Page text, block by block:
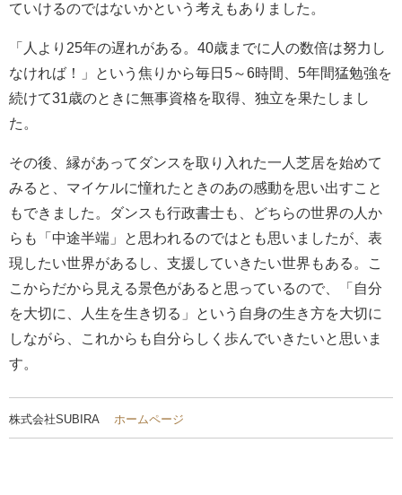
ていけるのではないかという考えもありました。
「人より25年の遅れがある。40歳までに人の数倍は努力し
なければ！」という焦りから毎日5～6時間、5年間猛勉強を
続けて31歳のときに無事資格を取得、独立を果たしまし
た。
その後、縁があってダンスを取り入れた一人芝居を始めて
みると、マイケルに憧れたときのあの感動を思い出すこと
もできました。ダンスも行政書士も、どちらの世界の人か
らも「中途半端」と思われるのではとも思いましたが、表
現したい世界があるし、支援していきたい世界もある。こ
こからだから見える景色があると思っているので、「自分
を大切に、人生を生き切る」という自身の生き方を大切に
しながら、これからも自分らしく歩んでいきたいと思いま
す。
株式会社SUBIRA ホームページ